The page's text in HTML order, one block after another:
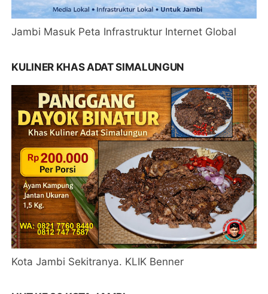
Jambi Masuk Peta Infrastruktur Internet Global
KULINER KHAS ADAT SIMALUNGUN
Kota Jambi Sekitranya. KLIK Benner